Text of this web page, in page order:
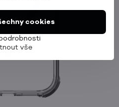
cookies
vše